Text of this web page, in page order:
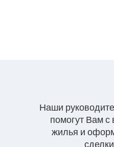
Наши
помогут Вам
жилья и